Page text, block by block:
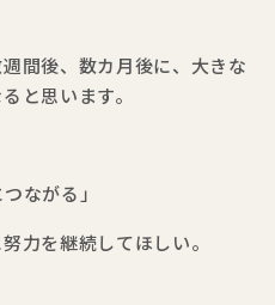
間後、数カ月後に、大きな
と思います。
ながる」
力を継続してほしい。